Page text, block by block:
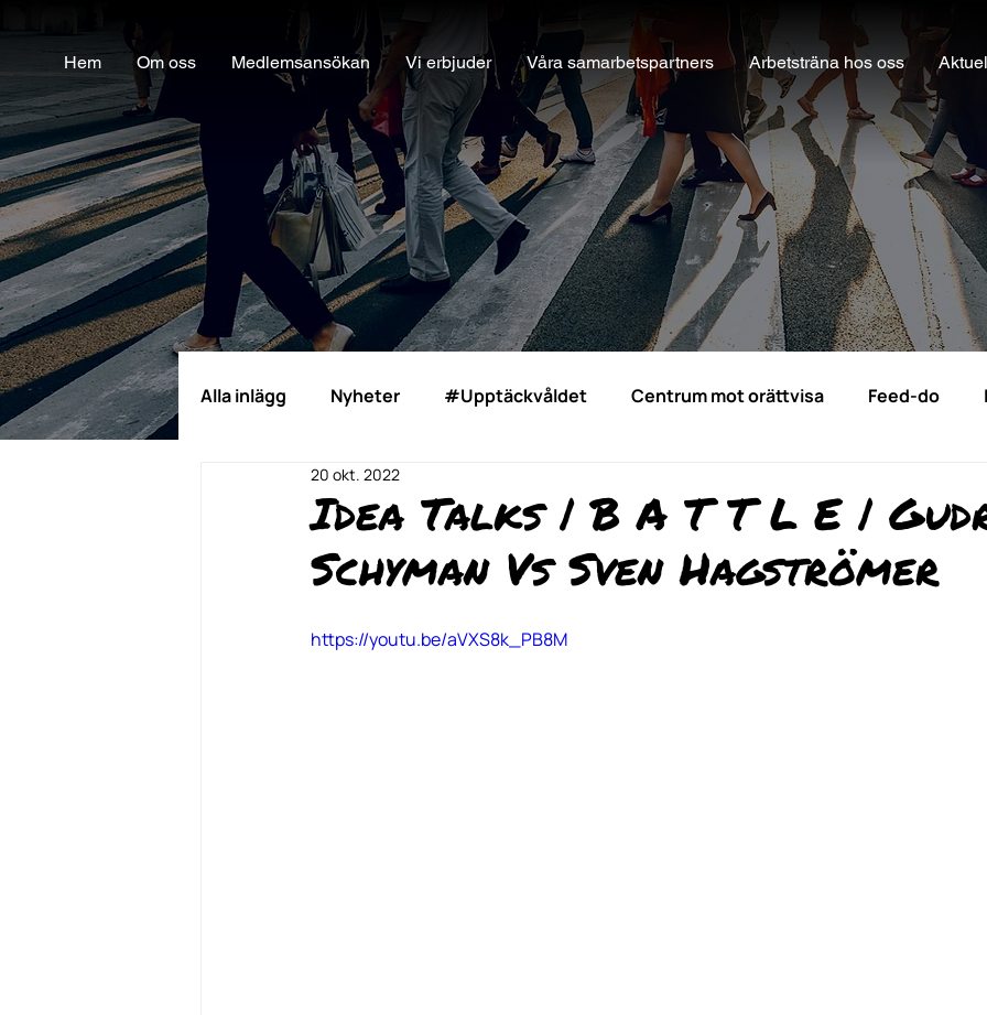
Hem Om oss Medlemsansökan Vi erbjuder Våra samarbetspartners Arbetsträna hos oss
Alla inlägg Nyheter #Upptäckvåldet Centrum mot orättvisa Feed-do
Möjlighetsinkubatorn
Idea Talks | B A T T L E |
Schyman Vs Sven Hagströmer
20 okt. 2022
https://youtu.be/aVXS8k_PB8M